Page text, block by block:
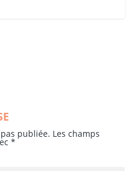
publiée. Les champs
*